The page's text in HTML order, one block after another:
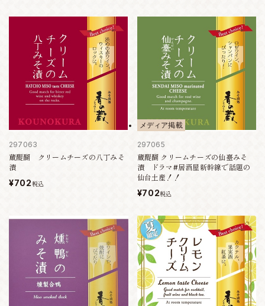
297063
蔵醍醐 クリームチーズの八丁みそ
漬
¥702税込
メディア掲載
297065
蔵醍醐 クリームチーズの仙臺みそ
漬 ドラマ#居酒屋新幹線で話題の
仙台土産！！
¥702税込